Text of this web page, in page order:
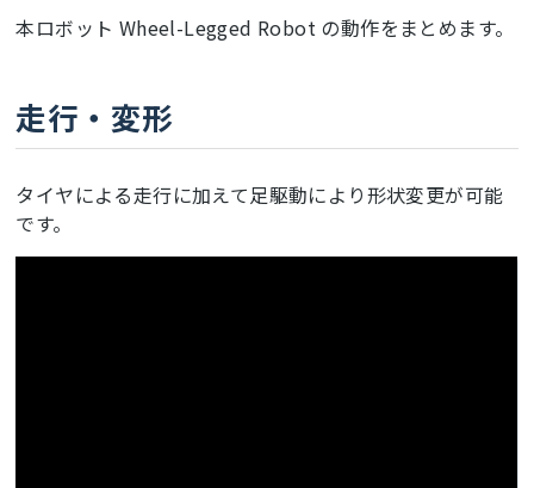
本ロボット Wheel-Legged Robot の動作をまとめます。
走行・変形
タイヤによる走行に加えて足駆動により形状変更が可能
です。